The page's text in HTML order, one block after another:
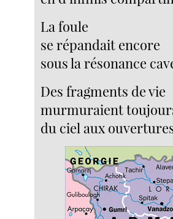
La foule
se répandait encore
sous la résonance
Des fragments de vie
murmuraient
du ciel aux